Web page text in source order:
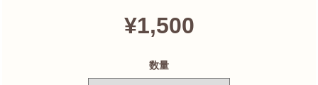
¥1,500
数量